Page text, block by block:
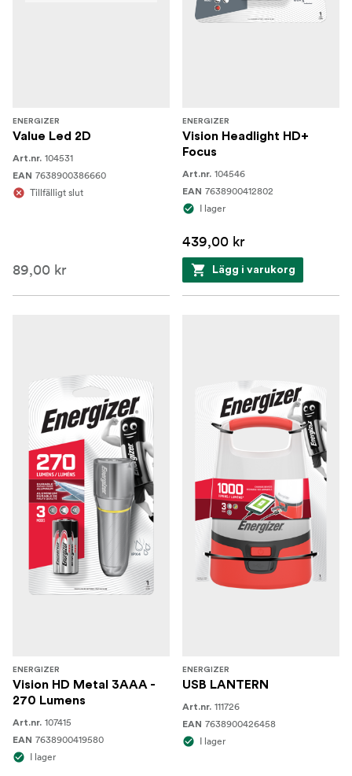
ENERGIZER
Value Led 2D
Art.nr. 104531
EAN 7638900386660
Tillfälligt slut
89,00 kr
ENERGIZER
Vision Headlight HD+
Focus
Art.nr. 104546
EAN 7638900412802
I lager
439,00 kr
Lägg i varukorg
ENERGIZER
Vision HD Metal 3AAA -
270 Lumens
Art.nr. 107415
EAN 7638900419580
I lager
ENERGIZER
USB LANTERN
Art.nr. 111726
EAN 7638900426458
I lager